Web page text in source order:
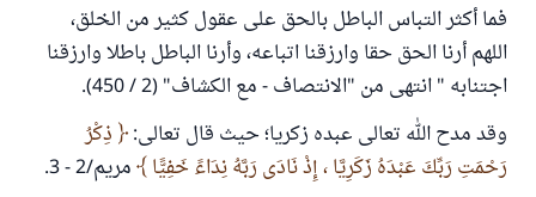
فما أكثر التباس الباطل بالحق على عقول كثير من الخلق،
اللهم أرنا الحق حقا وارزقنا اتباعه، وأرنا الباطل باطلا وارزقنا
اجتنابه " انتهى من "الانتصاف - مع الكشاف" (2 / 450).
وقد مدح الله تعالى عبده زكريا؛ حيث قال تعالى:
ذِكْرُ
رَحْمَتِ رَبِّكَ عَبْدَهُ زَكَرِيَّا ، إِذْ نَادَى رَبَّهُ نِدَاءً خَفِيًّا
مريم/2 - 3.